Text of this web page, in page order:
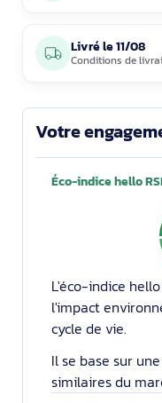
Livré le11/08
Conditions de
Votre
Éco-indice hello
L'éco-indice
l'impact
cycle de vie.
Il se base sur
similaires du